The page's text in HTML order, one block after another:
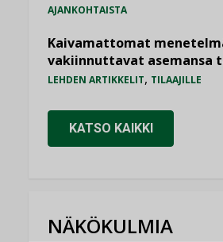
AJANKOHTAISTA
Kaivamattomat
vakiinnuttavat asemansa
LEHDEN ARTIKKELIT, TILAAJILLE
KATSO KAIKKI
NÄKÖKULMIA